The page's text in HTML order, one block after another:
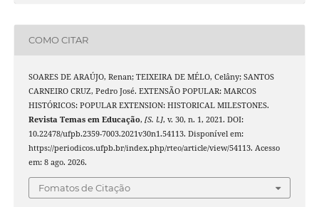
COMO CITAR
SOARES DE ARAÚJO, Renan; TEIXEIRA DE MÉLO, Celâny; SANTOS
CARNEIRO CRUZ, Pedro José. EXTENSÃO POPULAR: MARCOS
HISTÓRICOS: POPULAR EXTENSION: HISTORICAL MILESTONES.
Revista Temas em Educação, [S. l.], v. 30, n. 1, 2021. DOI:
10.22478/ufpb.2359-7003.2021v30n1.54113. Disponível em:
https://periodicos.ufpb.br/index.php/rteo/article/view/54113. Acesso
em: 8 ago. 2026.
Fomatos de Citação